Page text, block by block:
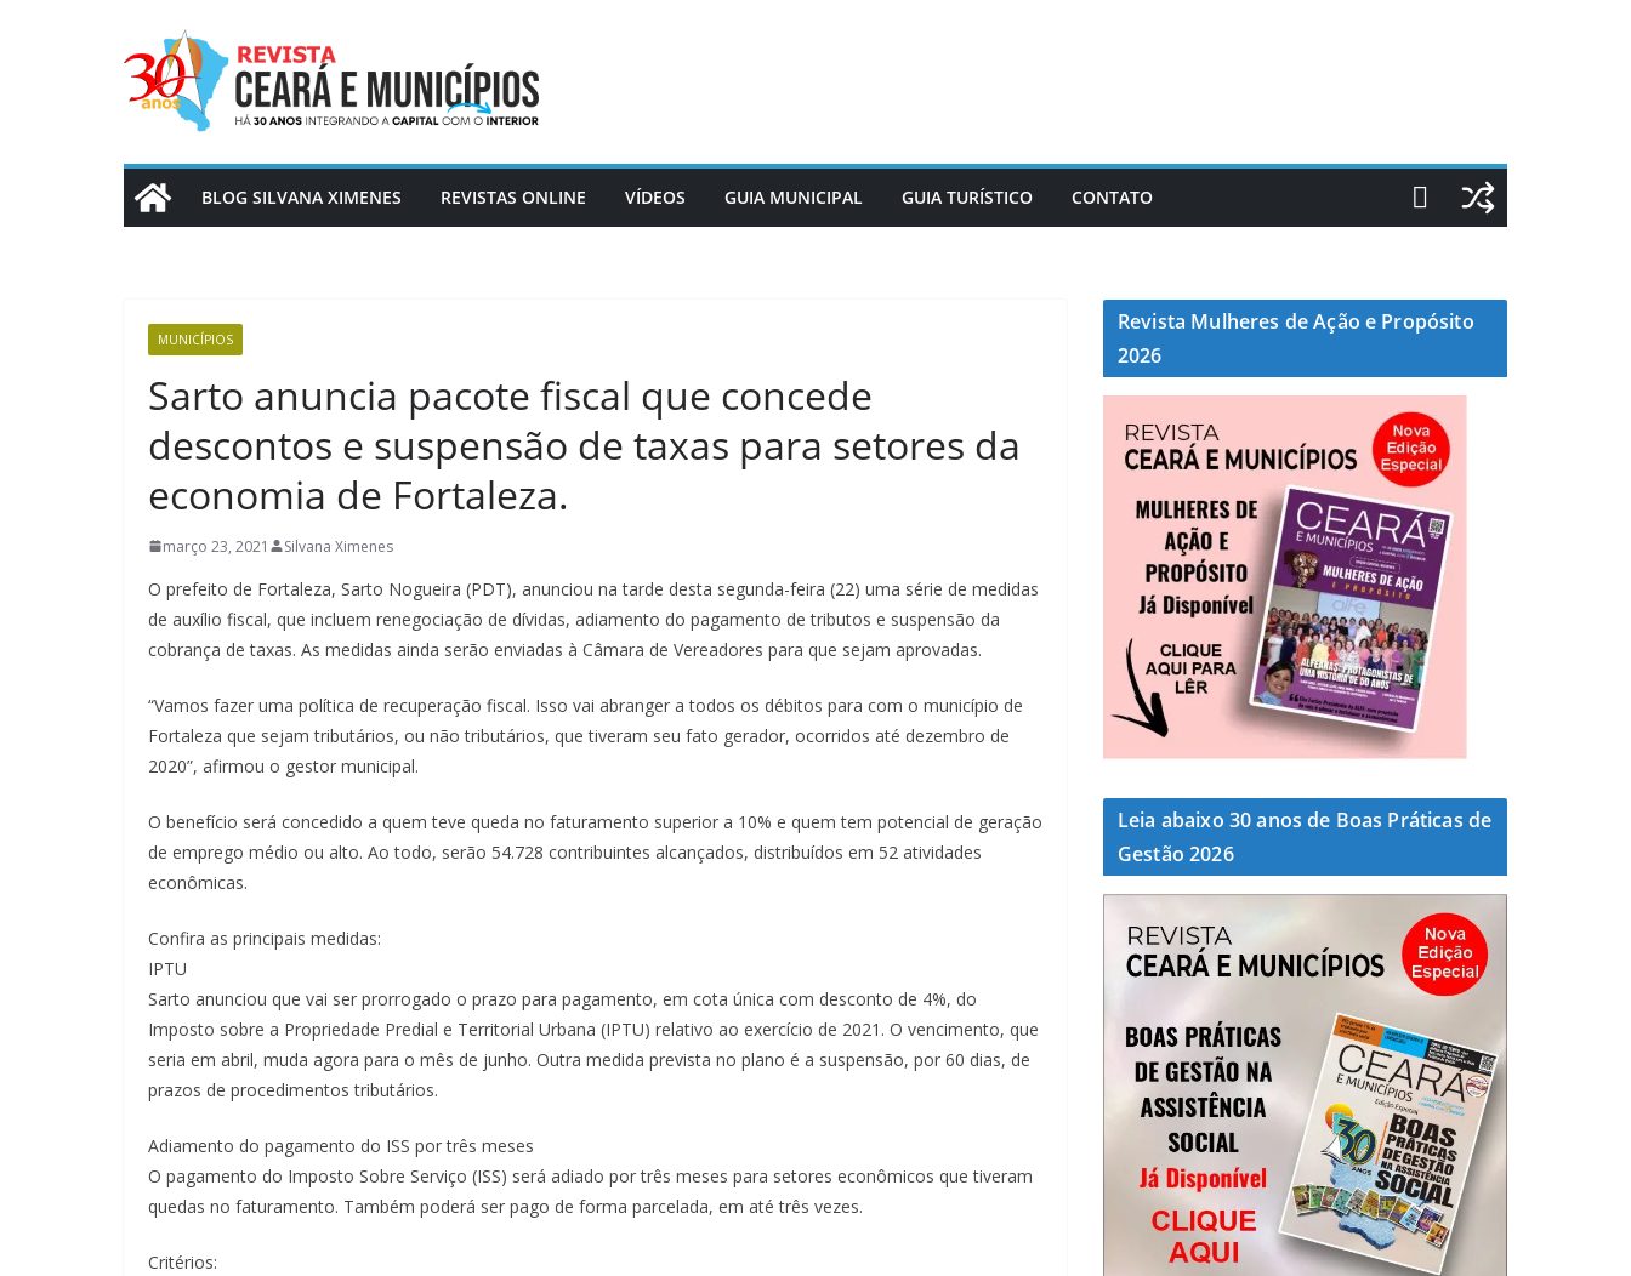
BLOG SILVANA XIMENES REVISTAS ONLINE VÍDEOS GUIA MUNICIPAL GUIA TURÍSTICO CONTATO
MUNICÍPIOS
Sarto anuncia pacote fiscal que concede
descontos e suspensão de taxas para setores da
economia de Fortaleza.
março 23, 2021 Silvana Ximenes
O prefeito de Fortaleza, Sarto Nogueira (PDT), anunciou na tarde desta segunda-feira (22) uma série de medidas
de auxílio fiscal, que incluem renegociação de dívidas, adiamento do pagamento de tributos e suspensão da
cobrança de taxas. As medidas ainda serão enviadas à Câmara de Vereadores para que sejam aprovadas.
“Vamos fazer uma política de recuperação fiscal. Isso vai abranger a todos os débitos para com o município de
Fortaleza que sejam tributários, ou não tributários, que tiveram seu fato gerador, ocorridos até dezembro de
2020”, afirmou o gestor municipal.
O benefício será concedido a quem teve queda no faturamento superior a 10% e quem tem potencial de geração
de emprego médio ou alto. Ao todo, serão 54.728 contribuintes alcançados, distribuídos em 52 atividades
econômicas.
Confira as principais medidas:
IPTU
Sarto anunciou que vai ser prorrogado o prazo para pagamento, em cota única com desconto de 4%, do
Imposto sobre a Propriedade Predial e Territorial Urbana (IPTU) relativo ao exercício de 2021. O vencimento, que
seria em abril, muda agora para o mês de junho. Outra medida prevista no plano é a suspensão, por 60 dias, de
prazos de procedimentos tributários.
Adiamento do pagamento do ISS por três meses
O pagamento do Imposto Sobre Serviço (ISS) será adiado por três meses para setores econômicos que tiveram
quedas no faturamento. Também poderá ser pago de forma parcelada, em até três vezes.
Critérios:
Revista Mulheres de Ação e Propósito
2026
Leia abaixo 30 anos de Boas Práticas de
Gestão 2026